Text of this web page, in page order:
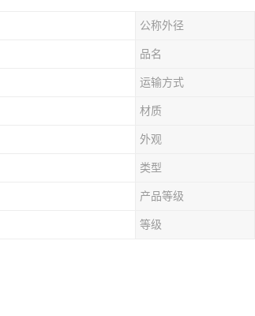
公称外径
品名
运输方式
材质
外观
类型
产品等级
等级